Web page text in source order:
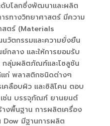
บโลกซึ่งพัฒนาและผลิต
รทางวิทยาศาสตร์ มีความ
สตร์ (Materials
วัตกรรมและความยั่งยืน
กลาง และให้การยอมรับ
ลุ่มผลิตภัณฑ์และโซลูชัน
ก่ พลาสติกชนิดต่างๆ
คลือบผิว และซิลิโคน ตอบ
ช่น บรรจุภัณฑ์ ยานยนต์
างพื้นฐาน การผลิตเครื่อง
มีฐานการผลิต